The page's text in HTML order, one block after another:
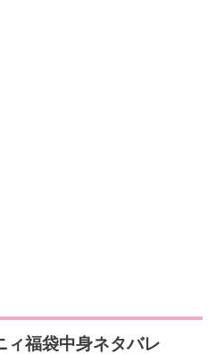
ィ福袋中身ネタバレ